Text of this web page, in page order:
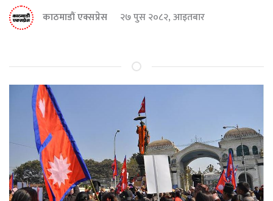
काठमाडौं एक्सप्रेस २७ पुस २०८२, आइतबार